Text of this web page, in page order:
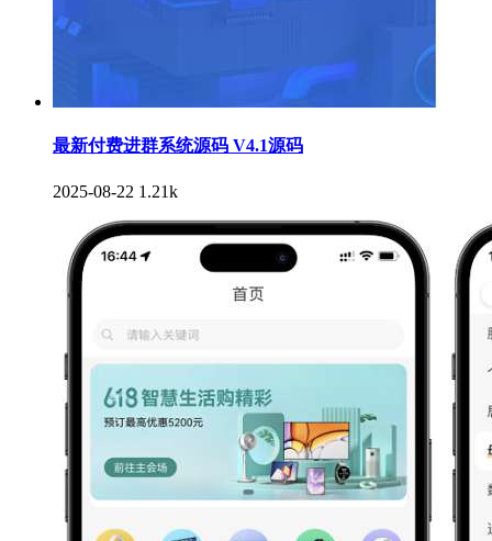
最新付费进群系统源码 V4.1源码
2025-08-22 1.21k